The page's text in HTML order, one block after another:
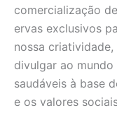
comercialização
ervas exclusivos
nossa
divulgar ao
saudáveis à base
e os valores